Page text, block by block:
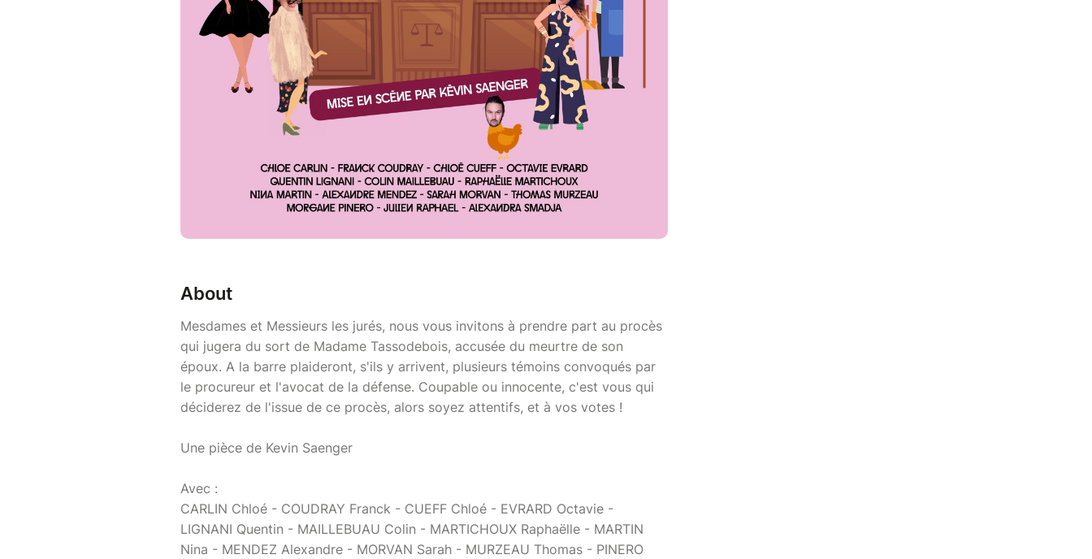
About
Mesdames et Messieurs les jurés, nous vous invitons à prendre part au procès
qui jugera du sort de Madame Tassodebois, accusée du meurtre de son
époux. A la barre plaideront, s'ils y arrivent, plusieurs témoins convoqués par
le procureur et l'avocat de la défense. Coupable ou innocente, c'est vous qui
déciderez de l'issue de ce procès, alors soyez attentifs, et à vos votes !
Une pièce de Kevin Saenger
Avec :
CARLIN Chloé - COUDRAY Franck - CUEFF Chloé - EVRARD Octavie -
LIGNANI Quentin - MAILLEBUAU Colin - MARTICHOUX Raphaëlle - MARTIN
Nina - MENDEZ Alexandre - MORVAN Sarah - MURZEAU Thomas - PINERO